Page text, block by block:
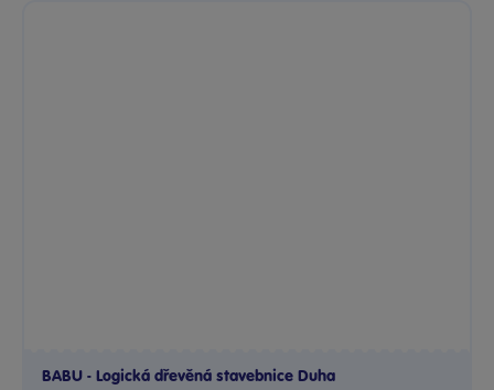
BABU - Logická dřevěná stavebnice Duha